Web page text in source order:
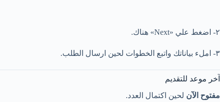
٢- اضغط علي «Next» هناك.
٣- املء بياناتك واتبع الخطوات لحين ارسال الطلب.
آخر موعد للتقديم
مفتوح الآن لحين اكتمال العدد.